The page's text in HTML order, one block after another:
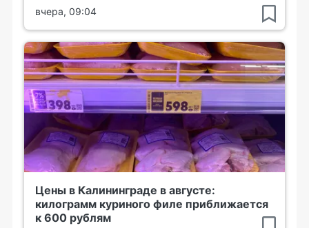
вчера, 09:04
Цены в Калининграде в августе:
килограмм куриного филе приближается
к 600 рублям